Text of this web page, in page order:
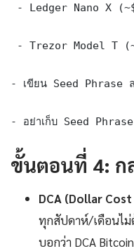
- Ledger Nano X
- Trezor Model T
- เขียน Seed Phrase ล
- อย่าเก็บ Seed
ขั้นตอนที่ 4: ก
DCA (Dollar
ทุกสัปดาห์/เดือนไม่
บอกว่า DCA